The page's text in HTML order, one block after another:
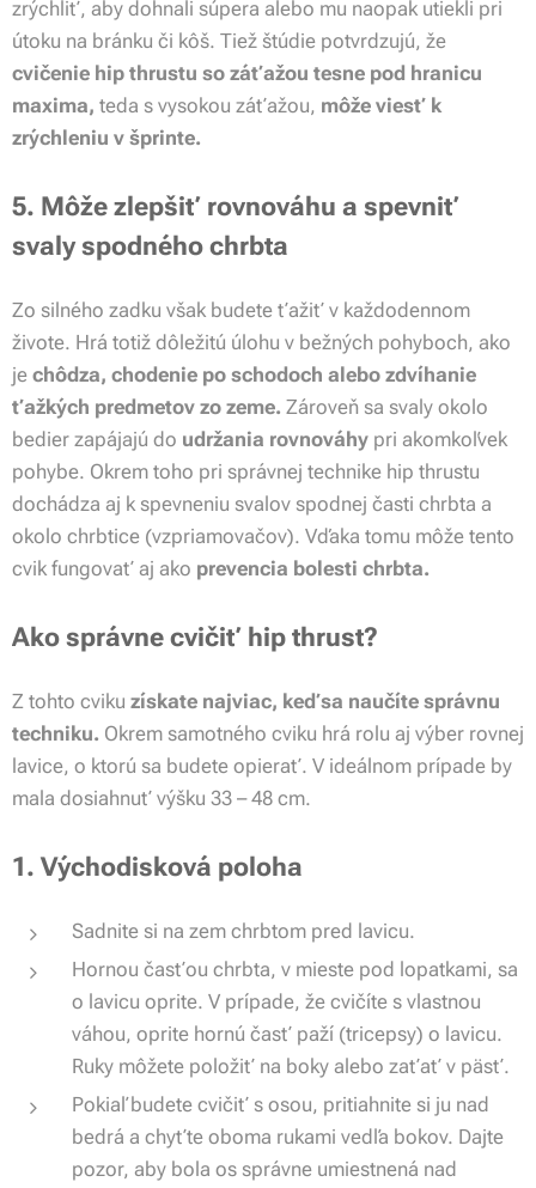
zrýchliť, aby dohnali súpera alebo mu naopak utiekli pri
útoku na bránku či kôš. Tiež štúdie potvrdzujú, že
cvičenie hip thrustu so záťažou tesne pod hranicu
maxima, teda s vysokou záťažou, môže viesť k
zrýchleniu v šprinte.
5. Môže zlepšiť rovnováhu a spevniť
svaly spodného chrbta
Zo silného zadku však budete ťažiť v každodennom
živote. Hrá totiž dôležitú úlohu v bežných pohyboch, ako
je chôdza, chodenie po schodoch alebo zdvíhanie
ťažkých predmetov zo zeme. Zároveň sa svaly okolo
bedier zapájajú do udržania rovnováhy pri akomkoľvek
pohybe. Okrem toho pri správnej technike hip thrustu
dochádza aj k spevneniu svalov spodnej časti chrbta a
okolo chrbtice (vzpriamovačov). Vďaka tomu môže tento
cvik fungovať aj ako prevencia bolesti chrbta.
Ako správne cvičiť hip thrust?
Z tohto cviku získate najviac, keď sa naučíte správnu
techniku. Okrem samotného cviku hrá rolu aj výber rovnej
lavice, o ktorú sa budete opierať. V ideálnom prípade by
mala dosiahnuť výšku 33 – 48 cm.
1. Východisková poloha
Sadnite si na zem chrbtom pred lavicu.
Hornou časťou chrbta, v mieste pod lopatkami, sa
o lavicu oprite. V prípade, že cvičíte s vlastnou
váhou, oprite hornú časť paží (tricepsy) o lavicu.
Ruky môžete položiť na boky alebo zaťať v päsť.
Pokiaľ budete cvičiť s osou, pritiahnite si ju nad
bedrá a chyťte oboma rukami vedľa bokov. Dajte
pozor, aby bola os správne umiestnená nad